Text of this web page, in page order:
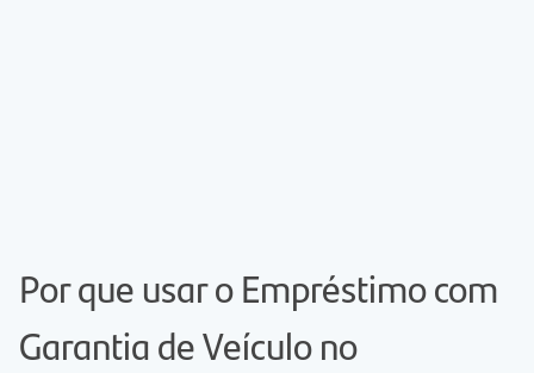
Por que usar o Empréstimo com
Garantia de Veículo no